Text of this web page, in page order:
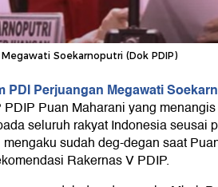
Soekarnoputri (Dok PDIP)
PDI Perjuangan Megawati
Puan Maharani yang
seluruh rakyat Indonesia seusai
sudah deg-degan saat
Rakernas V PDIP.